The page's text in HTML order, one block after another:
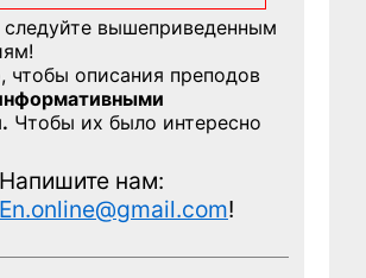
вышеприведенным
чтобы описания преподов
Чтобы их было интересно
Напишите нам:
!